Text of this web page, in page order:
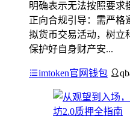
明确表示无法按照要求
正向合规引导：需严格
拟货币交易活动，树立
保护好自身财产安...
imtoken官网钱包